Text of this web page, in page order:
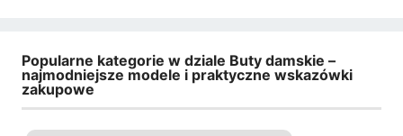
Popularne kategorie w dziale Buty damskie –
najmodniejsze modele i praktyczne wskazówki
zakupowe